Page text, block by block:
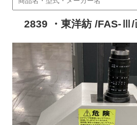
2839 ・東洋紡 /FAS-Ⅲ/